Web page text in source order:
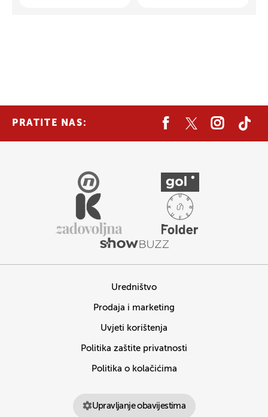
PRATITE NAS:
Uredništvo
Prodaja i marketing
Uvjeti korištenja
Politika zaštite privatnosti
Politika o kolačićima
Upravljanje obavijestima